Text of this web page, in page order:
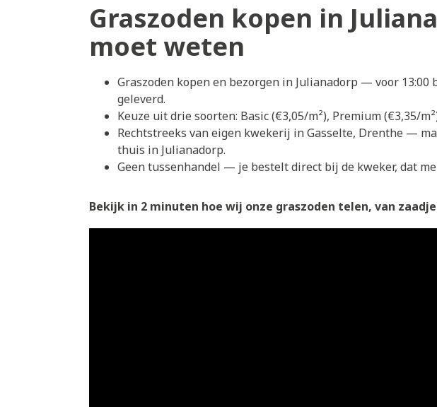
Graszoden kopen in
moet weten
Graszoden kopen en bezorgen in Julianadorp — voor 13:00
geleverd.
Keuze uit drie soorten: Basic (€3,05/m²), Premium (€3,35/
Rechtstreeks van eigen kwekerij in Gasselte, Drenthe —
thuis in Julianadorp.
Geen tussenhandel — je bestelt direct bij de kweker, dat
Bekijk in 2 minuten hoe wij onze graszoden telen, van